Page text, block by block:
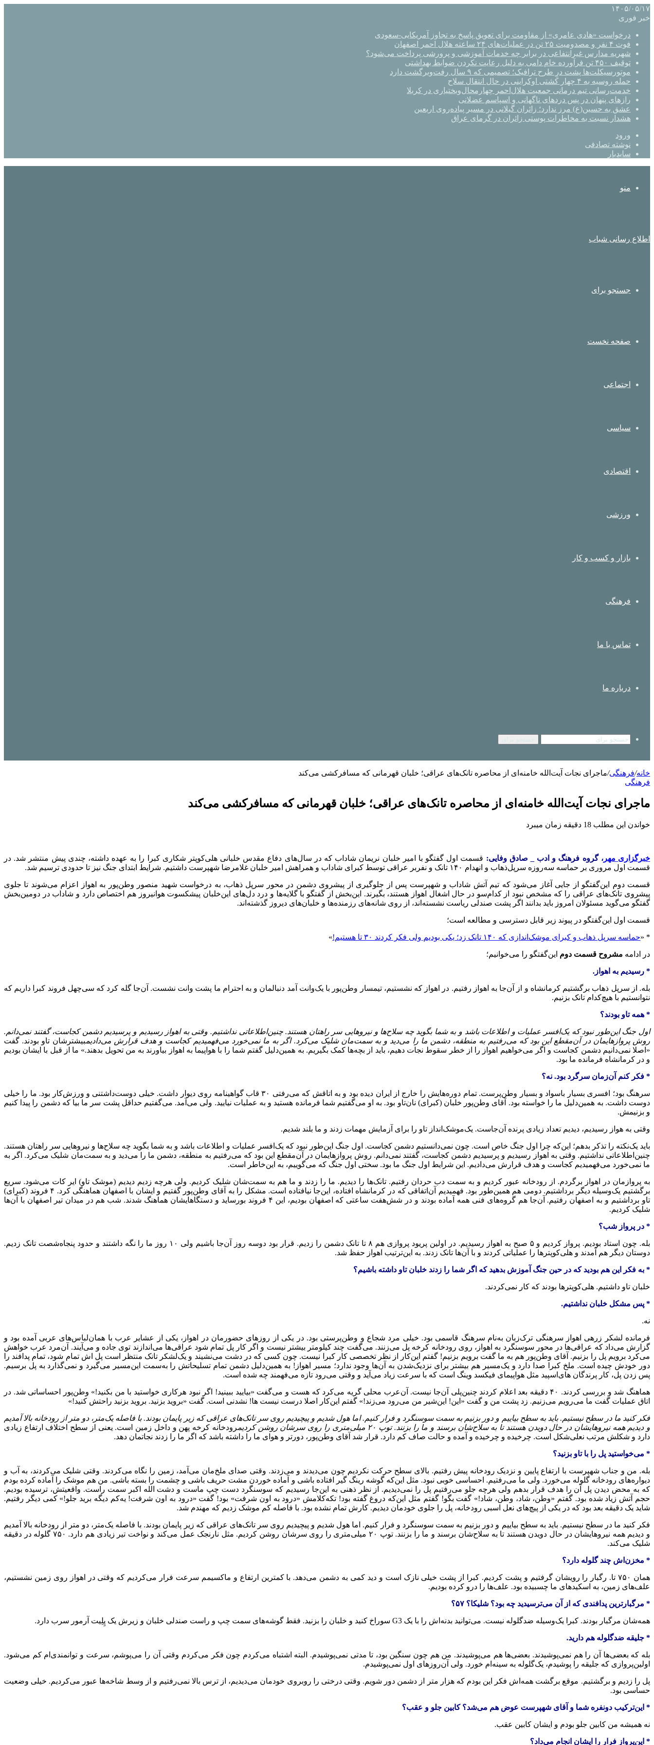
۱۴۰۵/۰۵/۱۷
خبر فوری
درخواست «هادی عامری» از مقاومت برای تعویق پاسخ به تجاوز آمریکایی-سعودی
فوت ۴ نفر و مصدومیت ۲۵ تن در عملیات‌های ۲۴ ساعته هلال احمر اصفهان
شهریه مدارس غیرانتفاعی در برابر چه خدمات آموزشی و پرورشی پرداخت می‌شود؟
توقیف ۴۵۰ تن فرآورده خام دامی به دلیل رعایت نکردن ضوابط بهداشتی
موتورسیکلت‌ها پشت درِ طرح ترافیک؛ تصمیمی که ۹ سال رفت‌وبرگشت دارد
حمله روسیه به ۴ چهار کشتی اوکراینی در حال انتقال سلاح
خدمت‌رسانی تیم درمانی جمعیت هلال‌احمر چهارمحال‌وبختیاری در کربلا
رازهای پنهان در پس دردهای ناگهانی و اسپاسم عضلانی
عشق به حسین(ع) مرز ندارد؛ زائران گیلانی در مسیر پیاده‌روی اربعین
هشدار نسبت به مخاطرات پوستی زائران در گرمای عراق
ورود
نوشته تصادفی
سایدبار
منو
اطلاع رسانی شباب
جستجو برای
صفحه نخست
اجتماعی
سیاسی
اقتصادی
ورزشی
بازار و کسب و کار
فرهنگی
تماس با ما
درباره ما
خانه/فرهنگی/ماجرای نجات آیت‌الله خامنه‌ای از محاصره تانک‌های عراقی؛ خلبان قهرمانی که مسافرکشی می‌کند
فرهنگی
ماجرای نجات آیت‌الله خامنه‌ای از محاصره تانک‌های عراقی؛ خلبان قهرمانی که مسافرکشی می‌کند
خواندن این مطلب 18 دقیقه زمان میبرد
خبرگزاری مهر، گروه فرهنگ و ادب _ صادق وفایی: قسمت اول گفتگو با امیر خلبان نریمان شاداب که در سال‌های دفاع مقدس خلبانی هلی‌کوپتر شکاری کبرا را به عهده داشته، چندی پیش منتشر شد. در
قسمت اول مروری بر حماسه سه‌روزه سرپل‌ذهاب و انهدام ۱۴۰ تانک و نفربر عراقی توسط کبرای شاداب و همراهش امیر خلبان غلامرضا شهپرست داشتیم. شرایط ابتدای جنگ نیز تا حدودی ترسیم شد.
قسمت دوم این‌گفتگو از جایی آغاز می‌شود که تیم آتش شاداب و شهپرست پس از جلوگیری از پیشروی دشمن در محور سرپل ذهاب، به درخواست شهید منصور وطن‌پور به اهواز اعزام می‌شوند تا جلوی
پیشروی تانک‌های عراقی را که مشخص نبود از کدام‌سو در حال اشغال اهواز هستند، بگیرند. این‌بخش از گفتگو با گلایه‌ها و درد دل‌های این‌خلبان پیشکسوت هوانیروز هم اختصاص دارد و شاداب در دومین‌بخش
گفتگو می‌گوید مسئولان امروز باید بدانند اگر پشت صندلی ریاست نشسته‌اند، از روی شانه‌های رزمنده‌ها و خلبان‌های دیروز گذشته‌اند.
قسمت اول این‌گفتگو در پیوند زیر قابل دسترسی و مطالعه است؛
* «حماسه سرپل ذهاب و کبرای موشک‌اندازی که ۱۴۰ تانک زد؛ یکی بودیم ولی فکر کردند ۳۰ تا هستیم! »
در ادامه مشروح قسمت دوم این‌گفتگو را می‌خوانیم؛
* رسیدیم به اهواز.
بله. از سرپل ذهاب برگشتیم کرمانشاه و از آن‌جا به اهواز رفتیم. در اهواز که نشستیم، تیمسار وطن‌پور با یک‌وانت آمد دنبالمان و به احترام ما پشت وانت نشست. آن‌جا گله کرد که سی‌چهل فروند کبرا داریم که
نتوانستیم با هیچ‌کدام تانک بزنیم.
* همه تاو بودند؟
اول جنگ این‌طور نبود که یک‌افسر عملیات و اطلاعات باشد و به شما بگوید چه سلاح‌ها و نیروهایی سر راهتان هستند. چنین‌اطلاعاتی نداشتیم. وقتی به اهواز رسیدیم و پرسیدیم دشمن کجاست، گفتند نمی‌دانم.
روش پروازهایمان در آن‌مقطع این بود که می‌رفتیم به منطقه، دشمن ما را می‌دید و به سمت‌مان شلیک می‌کرد. اگر به ما نمی‌خورد می‌فهمیدیم کجاست و هدف قرارش می‌دادیمبیشترشان تاو بودند. گفت
«اصلا نمی‌دانیم دشمن کجاست و اگر می‌خواهیم اهواز را از خطر سقوط نجات دهیم، باید از بچه‌ها کمک بگیریم. به همین‌دلیل گفتم شما را با هواپیما به اهواز بیاورند به من تحویل بدهند.» ما از قبل با ایشان بودیم
و در کرمانشاه فرمانده ما بود.
* فکر کنم آن‌زمان سرگرد بود. نه؟
سرهنگ بود؛ افسری بسیار باسواد و بسیار وطن‌پرست. تمام دوره‌هایش را خارج از ایران دیده بود و به اتاقش که می‌رفتی ۳۰ قاب گواهینامه روی دیوار داشت. خیلی دوست‌داشتنی و ورزش‌کار بود. ما را خیلی
دوست داشت. به همین‌دلیل ما را خواسته بود. آقای وطن‌پور خلبان (کبرای) نان‌تاو بود. به او می‌گفتیم شما فرمانده هستید و به عملیات نیایید. ولی می‌آمد. می‌گفتیم حداقل پشت سر ما بیا که دشمن را پیدا کنیم
و بزنیمش.
وقتی به هواز رسیدیم، دیدیم تعداد زیادی پرنده آن‌جاست. یک‌موشک‌انداز تاو را برای آزمایش مهمات زدند و ما بلند شدیم.
باید یک‌نکته را تذکر بدهم؛ این‌که چرا اول جنگ خاص است. چون نمی‌دانستیم دشمن کجاست. اول جنگ این‌طور نبود که یک‌افسر عملیات و اطلاعات باشد و به شما بگوید چه سلاح‌ها و نیروهایی سر راهتان هستند.
چنین‌اطلاعاتی نداشتیم. وقتی به اهواز رسیدیم و پرسیدیم دشمن کجاست، گفتند نمی‌دانم. روش پروازهایمان در آن‌مقطع این بود که می‌رفتیم به منطقه، دشمن ما را می‌دید و به سمت‌مان شلیک می‌کرد. اگر به
ما نمی‌خورد می‌فهمیدیم کجاست و هدف قرارش می‌دادیم. این‌ شرایط اول جنگ ما بود. سختی اول جنگ که می‌گوییم، به این‌خاطر است.
به پروازمان در اهواز برگردم. از رودخانه عبور کردیم و به سمت دب حردان رفتیم. تانک‌ها را دیدیم. ما را زدند و ما هم به سمت‌شان شلیک کردیم. ولی هرچه زدیم دیدیم (موشک تاو) ایر کات می‌شود. سریع
برگشتیم یک‌وسیله دیگر برداشتیم. دومی هم همین‌طور بود. فهمیدیم آن‌اتفاقی که در کرمانشاه افتاده، این‌جا نیافتاده است. مشکل را به آقای وطن‌پور گفتیم و ایشان با اصفهان هماهنگی کرد. ۴ فروند (کبرای)
تاو برداشتیم و به اصفهان رفتیم. آن‌جا هم گروه‌های فنی همه آماده بودند و در شش‌هفت ساعتی که اصفهان بودیم، این ۴ فروند بورساید و دستگاهایشان هماهنگ شدند. شب هم در میدان تیر اصفهان با آن‌ها
شلیک کردیم.
* در پرواز شب؟
بله. چون استاد بودیم. پرواز کردیم و ۵ صبح به اهواز رسیدیم. در اولین پریود پروازی هم ۸ تا تانک دشمن را زدیم. قرار بود دوسه روز آن‌جا باشیم ولی ۱۰ روز ما را نگه داشتند و حدود پنجاه‌شصت تانک زدیم.
دوستان دیگر هم آمدند و هلی‌کوپترها را عملیاتی کردند و با آن‌ها تانک زدند. به این‌ترتیب اهواز حفظ شد.
* به فکر این هم بودید که در حین جنگ آموزش بدهید که اگر شما را زدند خلبان تاو داشته باشیم؟
خلبان تاو داشتیم. هلی‌کوپترها بودند که کار نمی‌کردند.
* پس مشکل خلبان نداشتیم.
نه.
فرمانده لشکر زرهی اهواز سرهنگی ترک‌زبان به‌نام سرهنگ قاسمی بود. خیلی مرد شجاع و وطن‌پرستی بود. در یکی از روزهای حضورمان در اهواز، یکی از عشایر عرب با همان‌لباس‌های عربی آمده بود و
گزارش می‌داد که عراقی‌ها در محور سوسنگرد به اهواز، روی رودخانه کرخه پل می‌زنند. می‌گفت چند کیلومتر بیشتر نیست و اگر کار پل تمام شود عراقی‌ها می‌اندازند توی جاده و می‌آیند. آن‌مرد عرب خواهش
می‌کرد برویم پل را بزنیم. آقای وطن‌پور هم به ما گفت برویم بزنیم! گفتم این‌کار از نظر تخصصی کار کبرا نیست. چون کسی که در دشت می‌نشیند و یک‌لشکر تانک منتظر است پل اش تمام شود، تمام پدافند را
دور خودش چیده است. ملخ کبرا صدا دارد و یک‌مسیر هم بیشتر برای نزدیک‌شدن به آن‌ها وجود ندارد؛ مسیر اهواز! به همین‌دلیل دشمن تمام تسلیحاتش را به‌سمت این‌مسیر می‌گیرد و نمی‌گذارد به پل برسیم.
پس زدن پل، کار پرندگان‌ های‌اسپید مثل هواپیمای فیکسد وینگ است که با سرعت زیاد می‌آید و وقتی می‌رود تازه می‌فهمند چه شده است.
هماهنگ شد و بررسی کردند. ۴۰ دقیقه بعد اعلام کردند چنین‌پلی آن‌جا نیست. آن‌عرب محلی گریه می‌کرد که هست و می‌گفت «بیایید ببینید! اگر نبود هرکاری خواستید با من بکنید!» وطن‌پور احساساتی شد. در
اتاق عملیات گفت ما می‌رویم می‌زنیم. زد پشت من و گفت «این! این‌شیر من می‌رود می‌زند!» گفتم این‌کار اصلا درست نیست ها! نشدنی است. گفت «بروید بزنید. بروید بزنید راحتش کنید!»
فکر کنید ما در سطح نیستیم. باید به سطح بیاییم و دور بزنیم به سمت سوسنگرد و فرار کنیم. اما هول شدیم و پیچیدیم روی سر تانک‌های عراقی که زیر پایمان بودند. با فاصله یک‌متر، دو متر از رودخانه بالا آمدیم
و دیدیم همه نیروهایشان در حال دویدن هستند تا به سلاح‌شان برسند و ما را بزنند. توپ ۲۰ میلی‌متری را روی سرشان روشن کردیم
رودخانه کرخه پهن و داخل زمین است. یعنی از سطح اختلاف ارتفاع زیادی
دارد و شکلش مرتب نعلی‌شکل است. چرخیده و چرخیده و آمده و حالت صاف کم دارد. قرار شد آقای وطن‌پور، دورتر و هوای ما را داشته باشد که اگر ما را زدند نجاتمان دهد.
* می‌خواستید پل را با تاو بزنید؟
بله. من و جناب شهپرست با ارتفاع پایین و نزدیک رودخانه پیش رفتیم. بالای سطح حرکت نکردیم چون می‌دیدند و می‌زدند. وقتی صدای ملخ‌مان می‌آمد، زمین را نگاه می‌کردند. وقتی شلیک می‌کردند، به آب و
دیواره‌های رودخانه گلوله می‌خورد. ولی ما می‌رفتیم. احساسی خوبی نبود. مثل این‌که گوشه رینگ گیر افتاده باشی و آماده خوردن مشت حریف باشی و چشمت را بسته باشی. من هم موشک را آماده کرده بودم
که به محض دیدن پل آن را هدف قرار بدهم ولی هرچه جلو می‌رفتیم پل را نمی‌دیدیم. از نظر ذهنی به این‌جا رسیدیم که سوسنگرد دست چپ ماست و دشت الله اکبر سمت راست. واقعیتش، ترسیده بودیم.
حجم آتش زیاد شده بود. گفتم «وطن، شاد، وطن، شاد!» گفت بگو! گفتم مثل این‌که دروغ گفته بود! تکه‌کلامش «درود به اون شرفت» بود! گفت «درود به اون شرفت! یه‌کم دیگه برید جلو!» کمی دیگر رفتیم.
شاید یک دقیقه بعد بود که در یکی از پیچ‌های نعل اسبی رودخانه، پل را جلوی خودمان دیدیم. کارش تمام نشده بود. با فاصله کم موشک زدیم که مهندم شد.
فکر کنید ما در سطح نیستیم. باید به سطح بیاییم و دور بزنیم به سمت سوسنگرد و فرار کنیم. اما هول شدیم و پیچیدیم روی سر تانک‌های عراقی که زیر پایمان بودند. با فاصله یک‌متر، دو متر از رودخانه بالا آمدیم
و دیدیم همه نیروهایشان در حال دویدن هستند تا به سلاح‌شان برسند و ما را بزنند. توپ ۲۰ میلی‌متری را روی سرشان روشن کردیم. مثل نارنجک عمل می‌کند و نواخت تیر زیادی هم دارد. ۷۵۰ گلوله در دقیقه
شلیک می‌کند.
* مخزن‌اش چند گلوله دارد؟
همان ۷۵۰ تا. رگبار را رویشان گرفتیم و پشت کردیم. کبرا از پشت خیلی نازک است و دید کمی به دشمن می‌دهد. با کمترین ارتفاع و ماکسیمم سرعت فرار می‌کردیم که وقتی در اهواز روی زمین نشستیم،
علف‌های زمین، به اسکیدهای ما چسبیده بود. علف‌ها را درو کرده بودیم.
* مرگبارترین پدافندی که از آن می‌ترسیدید چه بود؟ شلیکا؟ ۵۷؟
همه‌شان مرگبار بودند. کبرا یک‌وسیله ضدگلوله نیست. می‌توانید بدنه‌اش را با یک G3 سوراخ کنید و خلبان را بزنید. فقط گوشه‌های سمت چپ و راست صندلی خلبان و زیرش یک پِلِیت آرمور سرب دارد.
* جلیقه ضدگلوله هم دارید.
بله که بعضی‌ها آن را هم نمی‌پوشیدند. بعضی‌ها هم می‌پوشیدند. من هم چون سنگین بود، تا مدتی نمی‌پوشیدم. البته اشتباه می‌کردم چون فکر می‌کردم وقتی آن را می‌پوشم، سرعت و توانمندی‌ام کم می‌شود.
اولین‌پروازی که جلیقه را پوشیدم، یک‌گلوله به سینه‌ام خورد. ولی آن‌روزهای اول نمی‌پوشیدم.
پل را زدیم و برگشتیم. موقع برگشت همه‌اش فکر این بودم که هزار متر از دشمن دور شویم. وقتی درختی را روبروی خودمان می‌دیدیم، از ترس بالا نمی‌رفتیم و از وسط شاخه‌ها عبور می‌کردیم. خیلی وضعیت
حساسی بود.
* این‌ترکیب دونفره شما و آقای شهپرست عوض هم می‌شد؟ کابین جلو و عقب؟
نه همیشه من کابین جلو بودم و ایشان کابین عقب.
* این‌پرواز فرار را ایشان انجام می‌داد؟